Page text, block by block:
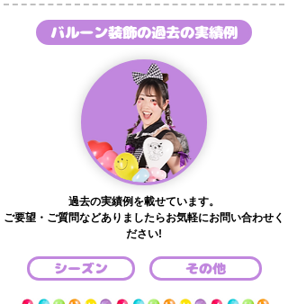
バルーン装飾の過去の実績例
過去の実績例を載せています。
ご要望・ご質問などありましたらお気軽にお問い合わせく
ださい!
シーズン その他